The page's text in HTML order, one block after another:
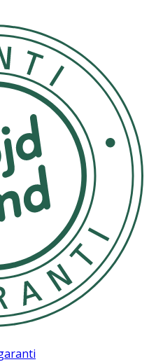
då det kan skada
lufttorka för att
de förvaras varsamt, till
eller i en skyddande